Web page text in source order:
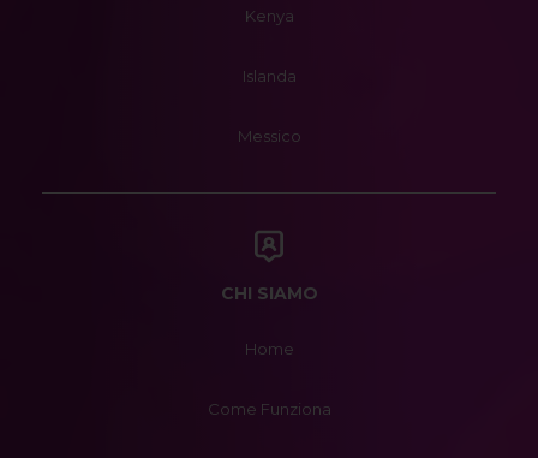
Kenya
Islanda
Messico
CHI SIAMO
Home
Come Funziona